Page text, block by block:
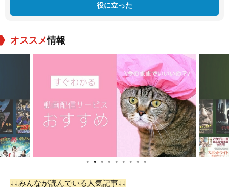
役に立った
オススメ情報
● ● ● ● ● ● ● ● ●
↓↓みんなが読んでいる人気記事↓↓